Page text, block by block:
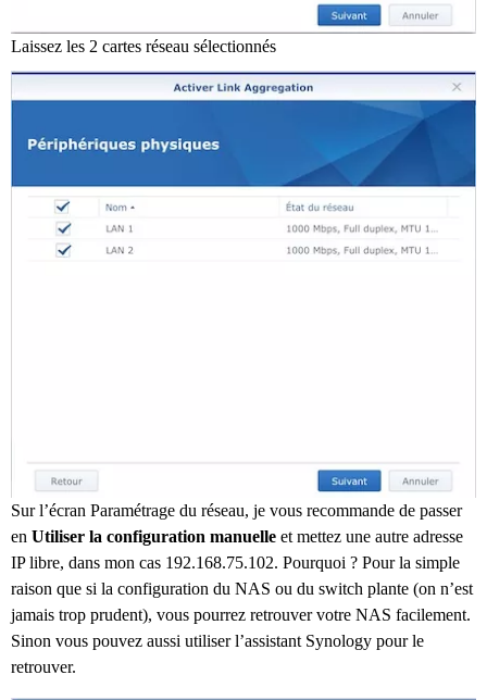
Laissez les 2 cartes réseau sélectionnés
Sur l’écran Paramétrage du réseau, je vous recommande de passer
en Utiliser la configuration manuelle et mettez une autre adresse
IP libre, dans mon cas 192.168.75.102. Pourquoi ? Pour la simple
raison que si la configuration du NAS ou du switch plante (on n’est
jamais trop prudent), vous pourrez retrouver votre NAS facilement.
Sinon vous pouvez aussi utiliser l’assistant Synology pour le
retrouver.